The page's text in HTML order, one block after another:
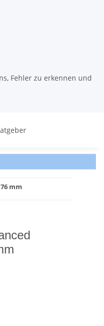
Fehler zu erkennen und
mm